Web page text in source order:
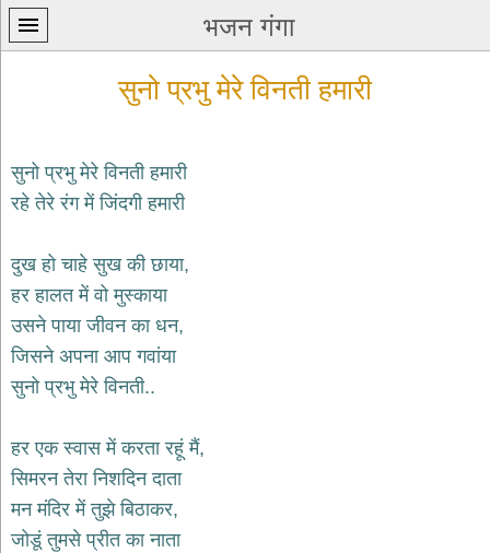
भजन गंगा
प्रथम
home
कृष्ण
भजन
krishna
bhajans
शिव
bhajans
हनुमान
भजन
hanuman
bhajans
सुनो प्रभु मेरे विनती हमारी
सुनो प्रभु मेरे विनती हमारी
रहे तेरे रंग में जिंदगी हमारी
दुख हो चाहे सुख की छाया,
हर हालत में वो मुस्काया
उसने पाया जीवन का धन,
जिसने अपना आप गवांया
सुनो प्रभु मेरे विनती..
हर एक स्वास में करता रहूं मैं,
सिमरन तेरा निशदिन दाता
मन मंदिर में तुझे बिठाकर,
जोडूं तुमसे प्रीत का नाता